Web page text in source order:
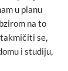
u planu
na to
takmičiti se,
i studiju,